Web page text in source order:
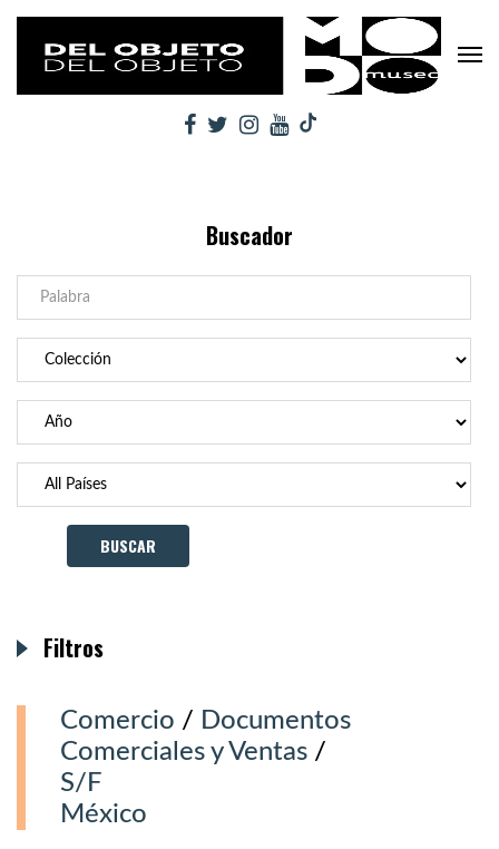
Buscador
Comercio / Documentos
Comerciales y Ventas /
S/F
México
Filtros